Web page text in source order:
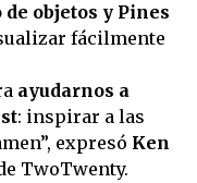
objetos y Pines
fácilmente
ayudarnos a
: inspirar a las
expresó Ken
TwoTwenty.